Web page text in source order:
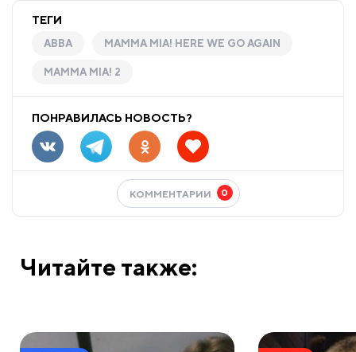
ТЕГИ
ABBA MAMMA MIA! HERE WE GO AGAIN
MAMMA MIA! 2
ПОНРАВИЛАСЬ НОВОСТЬ?
КОММЕНТАРИИ 0
Читайте также: